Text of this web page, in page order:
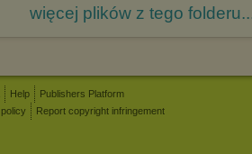
więcej plików z tego
Help
Publishers Platform
Report copyright infringement